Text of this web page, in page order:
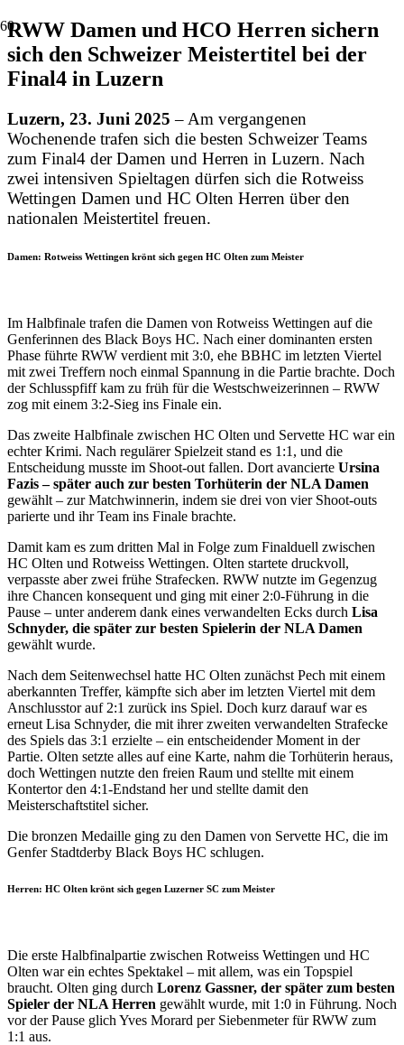
RWW Damen und HCO Herren sichern
sich den Schweizer Meistertitel bei der
Final4 in Luzern
Luzern, 23. Juni 2025 – Am vergangenen
Wochenende trafen sich die besten Schweizer Teams
zum Final4 der Damen und Herren in Luzern. Nach
zwei intensiven Spieltagen dürfen sich die Rotweiss
Wettingen Damen und HC Olten Herren über den
nationalen Meistertitel freuen.
Damen: Rotweiss Wettingen krönt sich gegen HC Olten zum Meister
Im Halbfinale trafen die Damen von Rotweiss Wettingen auf die
Genferinnen des Black Boys HC. Nach einer dominanten ersten
Phase führte RWW verdient mit 3:0, ehe BBHC im letzten Viertel
mit zwei Treffern noch einmal Spannung in die Partie brachte. Doch
der Schlusspfiff kam zu früh für die Westschweizerinnen – RWW
zog mit einem 3:2-Sieg ins Finale ein.
Das zweite Halbfinale zwischen HC Olten und Servette HC war ein
echter Krimi. Nach regulärer Spielzeit stand es 1:1, und die
Entscheidung musste im Shoot-out fallen. Dort avancierte Ursina
Fazis – später auch zur besten Torhüterin der NLA Damen
gewählt – zur Matchwinnerin, indem sie drei von vier Shoot-outs
parierte und ihr Team ins Finale brachte.
Damit kam es zum dritten Mal in Folge zum Finalduell zwischen
HC Olten und Rotweiss Wettingen. Olten startete druckvoll,
verpasste aber zwei frühe Strafecken. RWW nutzte im Gegenzug
ihre Chancen konsequent und ging mit einer 2:0-Führung in die
Pause – unter anderem dank eines verwandelten Ecks durch Lisa
Schnyder, die später zur besten Spielerin der NLA Damen
gewählt wurde.
Nach dem Seitenwechsel hatte HC Olten zunächst Pech mit einem
aberkannten Treffer, kämpfte sich aber im letzten Viertel mit dem
Anschlusstor auf 2:1 zurück ins Spiel. Doch kurz darauf war es
erneut Lisa Schnyder, die mit ihrer zweiten verwandelten Strafecke
des Spiels das 3:1 erzielte – ein entscheidender Moment in der
Partie. Olten setzte alles auf eine Karte, nahm die Torhüterin heraus,
doch Wettingen nutzte den freien Raum und stellte mit einem
Kontertor den 4:1-Endstand her und stellte damit den
Meisterschaftstitel sicher.
Die bronzen Medaille ging zu den Damen von Servette HC, die im
Genfer Stadtderby Black Boys HC schlugen.
Herren: HC Olten krönt sich gegen Luzerner SC zum Meister
Die erste Halbfinalpartie zwischen Rotweiss Wettingen und HC
Olten war ein echtes Spektakel – mit allem, was ein Topspiel
braucht. Olten ging durch Lorenz Gassner, der später zum besten
Spieler der NLA Herren gewählt wurde, mit 1:0 in Führung. Noch
vor der Pause glich Yves Morard per Siebenmeter für RWW zum
1:1 aus.